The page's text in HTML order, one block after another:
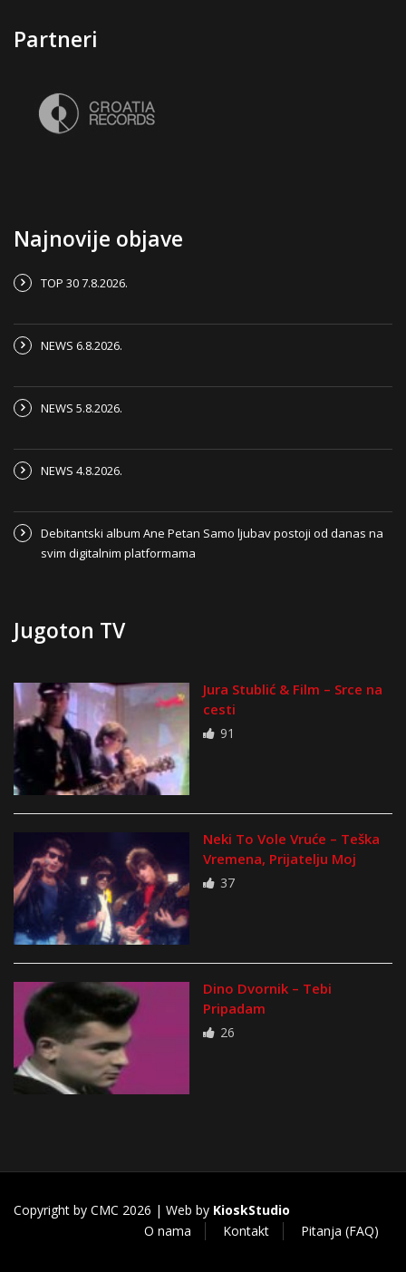
Partneri
Najnovije objave
TOP 30 7.8.2026.
NEWS 6.8.2026.
NEWS 5.8.2026.
NEWS 4.8.2026.
Debitantski album Ane Petan Samo ljubav postoji od danas na
svim digitalnim platformama
Jugoton TV
Jura Stublić & Film – Srce na
cesti
91
Neki To Vole Vruće – Teška
Vremena, Prijatelju Moj
37
Dino Dvornik – Tebi
Pripadam
26
Copyright by CMC 2026 | Web by KioskStudio
O nama
Kontakt Pitanja (FAQ)